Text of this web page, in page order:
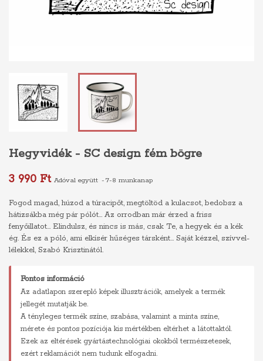
Hegyvidék - SC design fém bögre
3 990 Ft Adóval együtt 7-8 munkanap
Fogod magad, húzod a túracipőt, megtöltöd a kulacsot, bedobsz a
hátizsákba még pár pólót... Az orrodban már érzed a friss
fenyőillatot... Elindulsz, és nincs is más, csak Te, a hegyek és a kék
ég. És ez a póló, ami elkísér hűséges társként... Saját kézzel, szívvel-
lélekkel, Szabó Krisztinától.
Fontos információ
Az adatlapon szereplő képek illusztrációk, amelyek a termék
jellegét mutatják be.
A tényleges termék színe, szabása, valamint a minta színe,
mérete és pontos pozíciója kis mértékben eltérhet a látottaktól.
Ezek az eltérések gyártástechnológiai okokból természetesek,
ezért reklamációt nem tudunk elfogadni.